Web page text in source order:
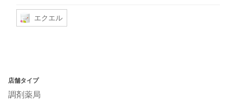
エクエル
店舗タイプ
調剤薬局